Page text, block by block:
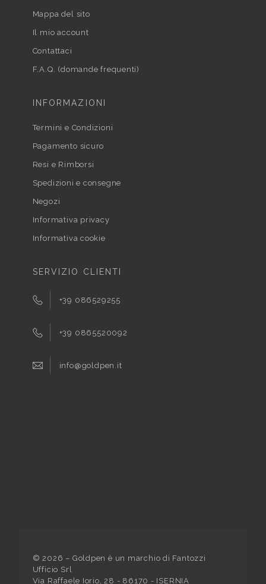
Mappa del sito
Il mio account
Contattaci
F.A.Q. (domande frequenti)
INFORMAZIONI
Termini e Condizioni
Pagamento sicuro
Resi e Rimborsi
Spedizioni e consegne
Negozi
Informativa privacy
Informativa cookie
SERVIZIO CLIENTI
+39 086529255
+39 0865520092
info@goldpen.it
©2026 – Goldpen è un marchio di Fantozzi
Ufficio Srl
Via Raffaele Iorio, 28 - 86170 - ISERNIA